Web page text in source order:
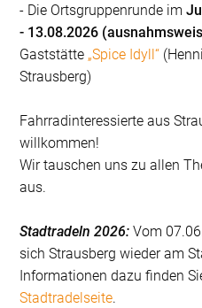
- Die Ortsgruppenrunde im
- 13.08.2026
Gaststätte „Spice Idyll“
Strausberg)
Fahrradinteressierte aus
willkommen!
Wir tauschen uns zu allen
aus.
Stadtradeln 2026: Vom
sich Strausberg wieder am
Informationen dazu finden
Stadtradelseite.